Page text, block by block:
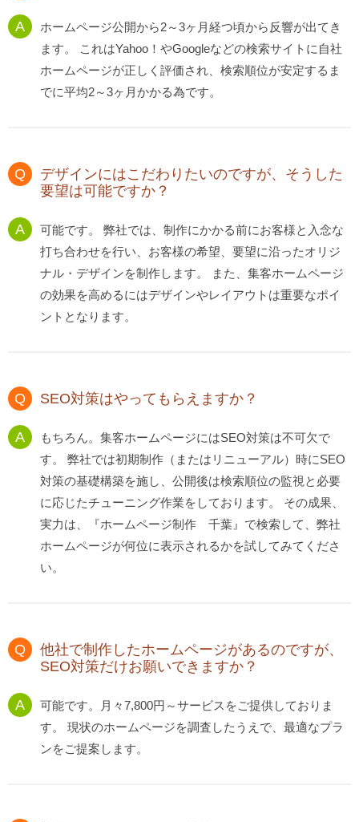
ホームページ公開から2～3ヶ月経つ頃から反響が出てき
ます。 これはYahoo！やGoogleなどの検索サイトに自社
ホームページが正しく評価され、検索順位が安定するま
でに平均2～3ヶ月かかる為です。
デザインにはこだわりたいのですが、そうした
要望は可能ですか？
可能です。 弊社では、制作にかかる前にお客様と入念な
打ち合わせを行い、お客様の希望、要望に沿ったオリジ
ナル・デザインを制作します。 また、集客ホームページ
の効果を高めるにはデザインやレイアウトは重要なポイ
ントとなります。
SEO対策はやってもらえますか？
もちろん。集客ホームページにはSEO対策は不可欠で
す。 弊社では初期制作（またはリニューアル）時にSEO
対策の基礎構築を施し、公開後は検索順位の監視と必要
に応じたチューニング作業をしております。 その成果、
実力は、『ホームページ制作 千葉』で検索して、弊社
ホームページが何位に表示されるかを試してみてくださ
い。
他社で制作したホームページがあるのですが、
SEO対策だけお願いできますか？
可能です。月々7,800円～サービスをご提供しておりま
す。 現状のホームページを調査したうえで、最適なプラ
ンをご提案します。